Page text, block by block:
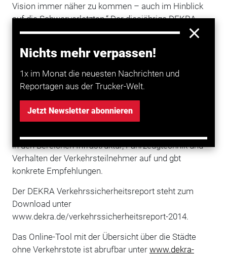
Nichts mehr verpassen!
1x im Monat die neuesten Nachrichten und
Reportagen aus der Trucker-Welt.
Jetzt Newsletter abonnieren
Vision immer näher zu kommen – auch im Hinblick
auf die Schwerverletzten.“ Der diesjährige DEKRA-
Verkehrssicherheitsreport konzentriert sich auf das
dortigen spezifischen Unfallrisiken. „Im städtischen
Verkehr treffen die Stärksten, also Lkw, Busse und
Pkw, auf die Schwächsten, nämlich Fußgänger und
unterwegs. All das führt zu einer großen Vielfalt an
Verkehrssituationen und zu sehr spezifischen Risiken“,
in den Bereichen Infrastruktur, Fahrzeugtechnik und
Verhalten der Verkehrsteilnehmer auf und gbt
konkrete Empfehlungen.
Der DEKRA Verkehrssicherheitsreport steht zum
Download unter
www.dekra.de/verkehrssicherheitsreport-2014.
Das Online-Tool mit der Übersicht über die Städte
ohne Verkehrstote ist abrufbar unter www.dekra-